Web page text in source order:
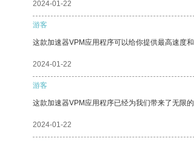
2024-01-22
游客
这款加速器VPM应用程序可以给你提供最高速度
2024-01-22
游客
这款加速器VPM应用程序已经为我们带来了无限
2024-01-22